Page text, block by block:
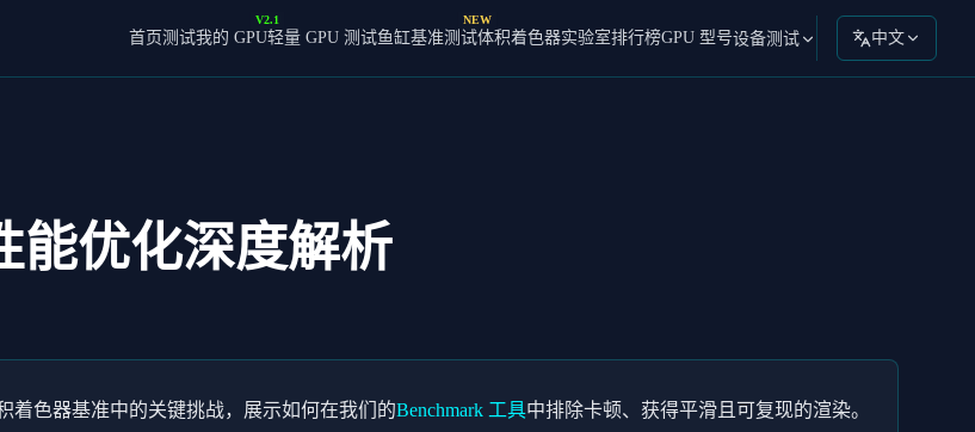
首页测试我的 GPU
V2.1
轻量 GPU 测试鱼缸基准测试
NEW
体积着色器实验室排行榜GPU 型号设备测试 中文
能优化深度解析
着色器基准中的关键挑战，展示如何在我们的Benchmark 工具中排除卡顿、获得平滑且可复现的渲染。